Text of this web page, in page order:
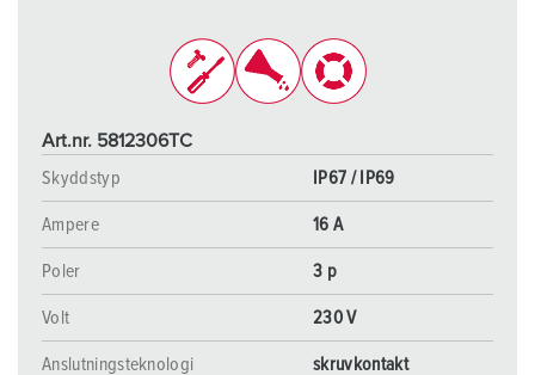
Art.nr. 5812306TC
Skyddstyp
IP67 / IP69
Ampere 16 A
Poler 3 p
Volt 230 V
Anslutningsteknologi skruvkontakt